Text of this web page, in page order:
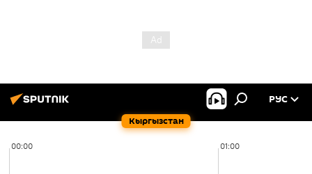
Кыргызстан
РУС
00:00 01:00